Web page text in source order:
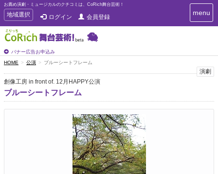
お薦め演劇・ミュージカルのクチコミは、CoRich舞台芸術！
T
o
g
g
e
n
a
v
i
g
地域選択 ログイン 会員登録
バナー広告お申込み
T
o
i
g
menu
HOME 公演 ブルーシートフレーム
演劇
創像工房 in front of. 12月HAPPY公演
ブルーシートフレーム